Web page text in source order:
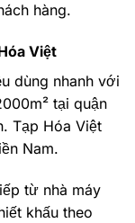
hàng.
Việt
dùng nhanh với
tại quận
Tạp Hóa Việt
Nam.
từ nhà máy
khấu theo